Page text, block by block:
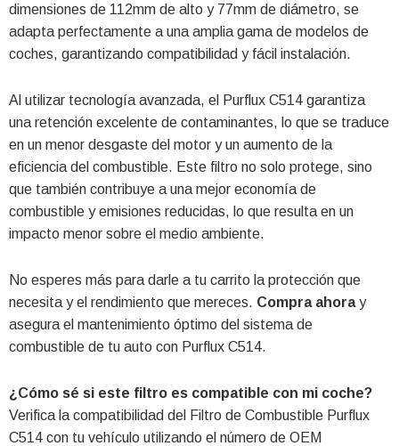
dimensiones de 112mm de alto y 77mm de diámetro, se
adapta perfectamente a una amplia gama de modelos de
coches, garantizando compatibilidad y fácil instalación.
Al utilizar tecnología avanzada, el Purflux C514 garantiza
una retención excelente de contaminantes, lo que se traduce
en un menor desgaste del motor y un aumento de la
eficiencia del combustible. Este filtro no solo protege, sino
que también contribuye a una mejor economía de
combustible y emisiones reducidas, lo que resulta en un
impacto menor sobre el medio ambiente.
No esperes más para darle a tu carrito la protección que
necesita y el rendimiento que mereces. Compra ahoray
asegura el mantenimiento óptimo del sistema de
combustible de tu auto con Purflux C514.
¿Cómo sé si este filtro es compatible con mi coche?
Verifica la compatibilidad del Filtro de Combustible Purflux
C514 con tu vehículo utilizando el número de OEM